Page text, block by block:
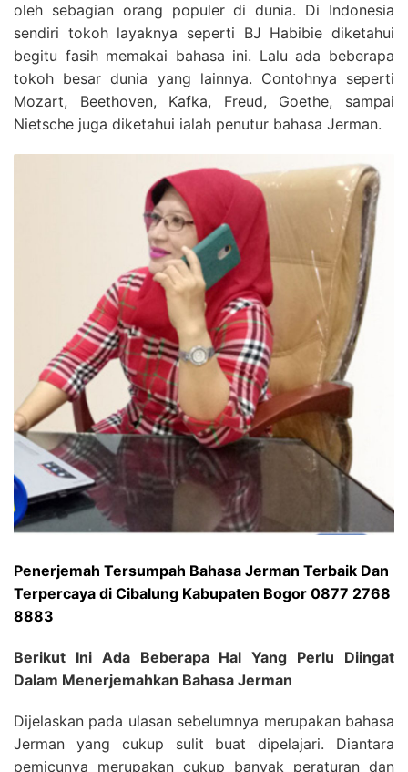
oleh sebagian orang populer di dunia. Di Indonesia
sendiri tokoh layaknya seperti BJ Habibie diketahui
begitu fasih memakai bahasa ini. Lalu ada beberapa
tokoh besar dunia yang lainnya. Contohnya seperti
Mozart, Beethoven, Kafka, Freud, Goethe, sampai
Nietsche juga diketahui ialah penutur bahasa Jerman.
Penerjemah Tersumpah Bahasa Jerman Terbaik Dan
Terpercaya di Cibalung Kabupaten Bogor 0877 2768
8883
Berikut Ini Ada Beberapa Hal Yang Perlu Diingat
Dalam Menerjemahkan Bahasa Jerman
Dijelaskan pada ulasan sebelumnya merupakan bahasa
Jerman yang cukup sulit buat dipelajari. Diantara
pemicunya merupakan cukup banyak peraturan dan